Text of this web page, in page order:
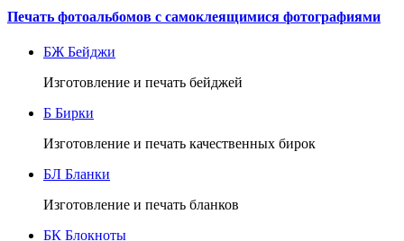
Печать фотоальбомов с самоклеящимися фотографиями
БЖ Бейджи
Изготовление и печать бейджей
Б Бирки
Изготовление и печать качественных бирок
БЛ Бланки
Изготовление и печать бланков
БК Блокноты